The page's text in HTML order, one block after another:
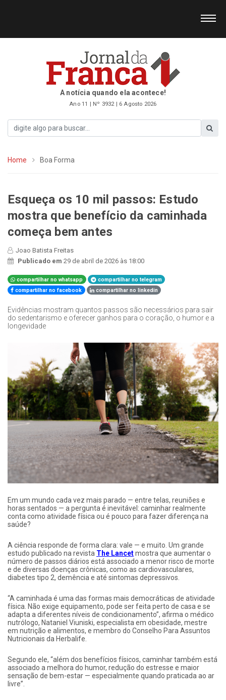
A notícia quando ela acontece!
Ano 11 | Nº 3932 | 6 Agosto 2026
Home Boa Forma
Esqueça os 10 mil passos: Estudo
mostra que benefício da caminhada
começa bem antes
Joao Batista Freitas
Publicado em 29 de abril de 2026 às 18:00
compartilhar no whatsapp
compartilhar no telegram
compartilhar no facebook
compartilhar no linkedin
Evidências mostram quantos passos são necessários para sair
do sedentarismo e oferecer ganhos para o coração, o humor e a
longevidade
Em um mundo cada vez mais parado — entre telas, reuniões e
horas sentados — a pergunta é inevitável: caminhar realmente
conta como atividade física ou é pouco para fazer diferença na
saúde?
A ciência responde de forma clara: vale — e muito. Um grande
estudo publicado na revista The Lancetmostra que aumentar o
número de passos diários está associado a menor risco de morte
e de diversas doenças crônicas, como as cardiovasculares,
diabetes tipo 2, demência e até sintomas depressivos.
“A caminhada é uma das formas mais democráticas de atividade
física. Não exige equipamento, pode ser feita perto de casa e se
adapta a diferentes níveis de condicionamento”, afirma o médico
nutrólogo, Nataniel Viuniski, especialista em obesidade, mestre
em nutrição e alimentos, e membro do Conselho Para Assuntos
Nutricionais da Herbalife.
Segundo ele, “além dos benefícios físicos, caminhar também está
associado a melhora do humor, redução do estresse e maior
sensação de bem-estar — especialmente quando praticada ao ar
livre”.